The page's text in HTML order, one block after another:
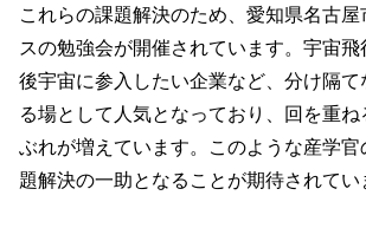
これらの課題解決のため、愛知県名古
スの勉強会が開催されています。宇宙
後宇宙に参入したい企業など、分け隔て
る場として人気となっており、回を重
ぶれが増えています。このような産学官
題解決の一助となることが期待されてい